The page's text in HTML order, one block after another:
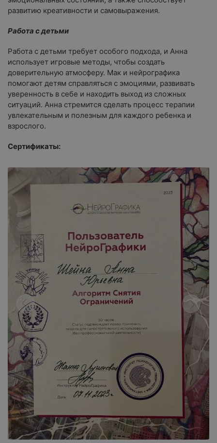
развитию креативности и самовыражения.
Работа с детьми
Работа с детьми требует особого подхода, и Анна
использует игровые методы, чтобы создать
доверительную атмосферу. Мак и нейрографика
помогают детям справляться с эмоциями, развивать
уверенность в себе и находить выход из сложных
ситуаций. Анна стремится сделать процесс терапии
увлекательным и полезным для каждого ребенка и
взрослого.
Сертификаты: